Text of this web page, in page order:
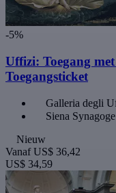
-5%
Uffizi: Toegang
Toegangsticket
Galleria degli
Siena
Nieuw
Vanaf US$ 36,42
US$ 34,59